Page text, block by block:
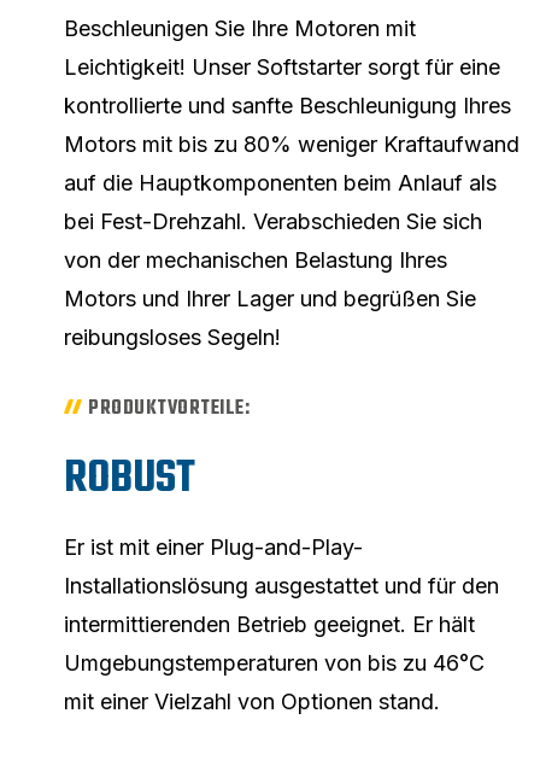
Beschleunigen Sie Ihre Motoren mit
Leichtigkeit! Unser Softstarter sorgt für eine
kontrollierte und sanfte Beschleunigung Ihres
Motors mit bis zu 80% weniger Kraftaufwand
auf die Hauptkomponenten beim Anlauf als
bei Fest-Drehzahl. Verabschieden Sie sich
von der mechanischen Belastung Ihres
Motors und Ihrer Lager und begrüßen Sie
reibungsloses Segeln!
PRODUKTVORTEILE:
ROBUST
Er ist mit einer Plug-and-Play-
Installationslösung ausgestattet und für den
intermittierenden Betrieb geeignet. Er hält
Umgebungstemperaturen von bis zu 46°C
mit einer Vielzahl von Optionen stand.